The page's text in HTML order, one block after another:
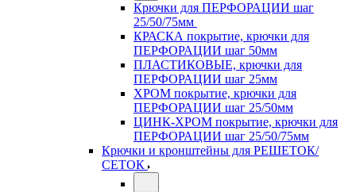
Крючки для ПЕРФОРАЦИИ шаг
25/50/75мм
КРАСКА покрытие, крючки для
ПЕРФОРАЦИИ шаг 50мм
ПЛАСТИКОВЫЕ, крючки для
ПЕРФОРАЦИИ шаг 25мм
ХРОМ покрытие, крючки для
ПЕРФОРАЦИИ шаг 25/50мм
ЦИНК-ХРОМ покрытие, крючки для
ПЕРФОРАЦИИ шаг 25/50/75мм
Крючки и кронштейны для РЕШЕТОК/
СЕТОК